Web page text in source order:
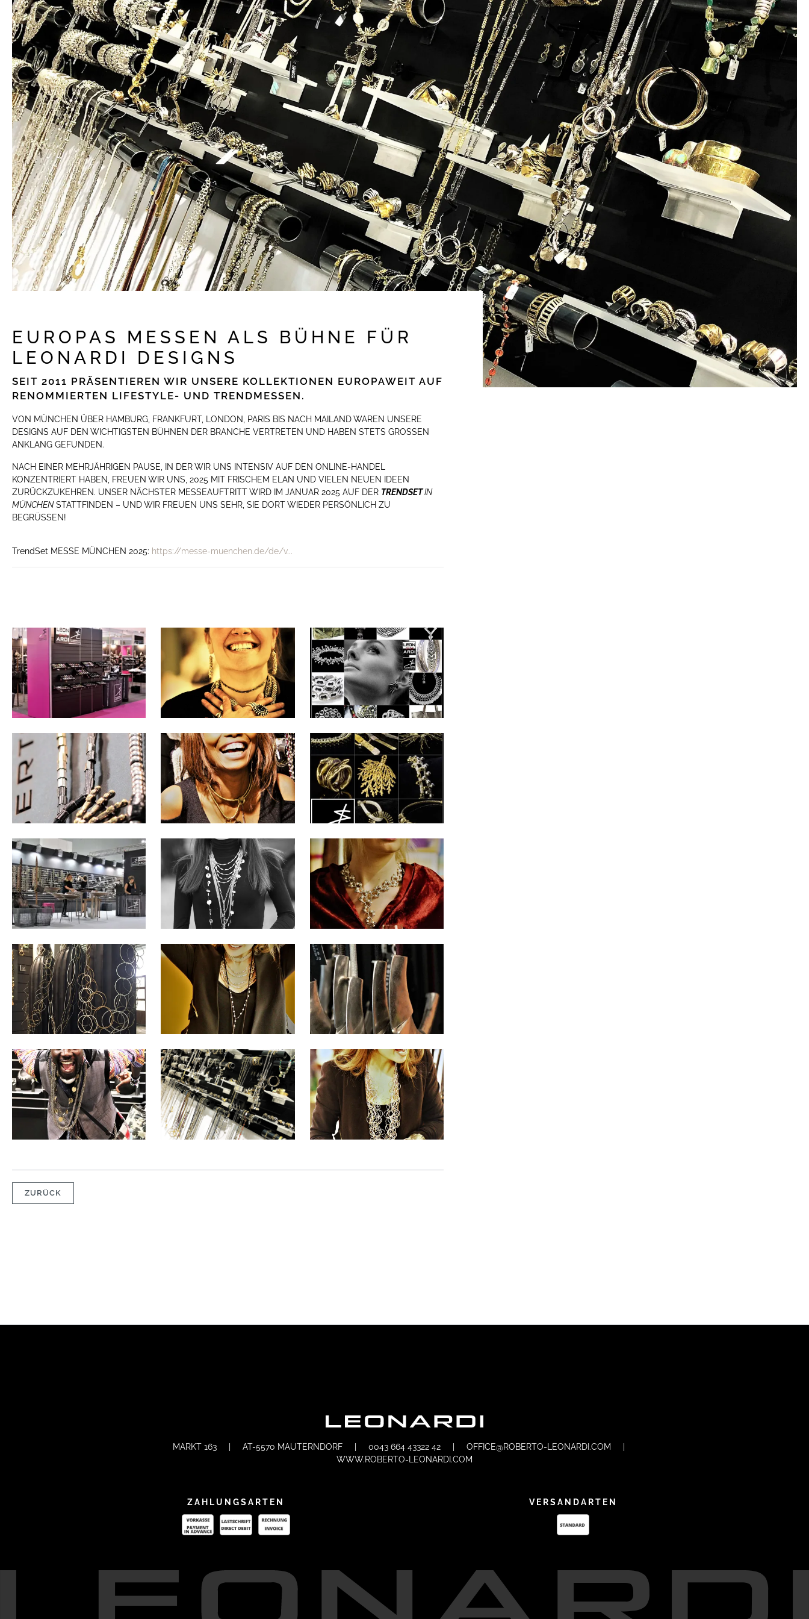
NEUHEITEN SALE
EUROPAS MESSEN ALS BÜHNE FÜR
LEONARDI DESIGNS
SEIT 2011 PRÄSENTIEREN WIR UNSERE KOLLEKTIONEN EUROPAWEIT AUF
RENOMMIERTEN LIFESTYLE- UND TRENDMESSEN.
VON MÜNCHEN ÜBER HAMBURG, FRANKFURT, LONDON, PARIS BIS NACH MAILAND WAREN UNSERE
DESIGNS AUF DEN WICHTIGSTEN BÜHNEN DER BRANCHE VERTRETEN UND HABEN STETS GROSSEN
ANKLANG GEFUNDEN.
NACH EINER MEHRJÄHRIGEN PAUSE, IN DER WIR UNS INTENSIV AUF DEN ONLINE-HANDEL
KONZENTRIERT HABEN, FREUEN WIR UNS, 2025 MIT FRISCHEM ELAN UND VIELEN NEUEN IDEEN
ZURÜCKZUKEHREN. UNSER NÄCHSTER MESSEAUFTRITT WIRD IM JANUAR 2025 AUF DER TRENDSETIN
MÜNCHENSTATTFINDEN – UND WIR FREUEN UNS SEHR, SIE DORT WIEDER PERSÖNLICH ZU
BEGRÜSSEN!
TrendSet MESSE MÜNCHEN 2025: https://messe-muenchen.de/de/v...
ZURÜCK
MARKT 163 | AT-5570 MAUTERNDORF | 0043 664 43322 42 | OFFICE@ROBERTO-LEONARDI.COM
|
WWW.ROBERTO-LEONARDI.COM
ZAHLUNGSARTEN VERSANDARTEN